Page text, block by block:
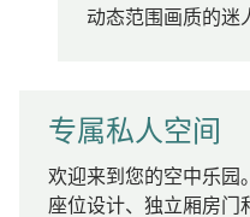
动态范围画质的迷
专属私人空间
欢迎来到您的空中乐园
座位设计、独立厢房门